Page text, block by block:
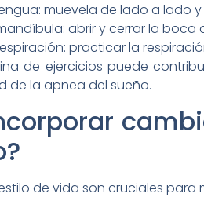
muevela de lado a lado
abrir y cerrar la
practicar la
de ejercicios puede
de la apnea del sueño.
de vida son cruciales